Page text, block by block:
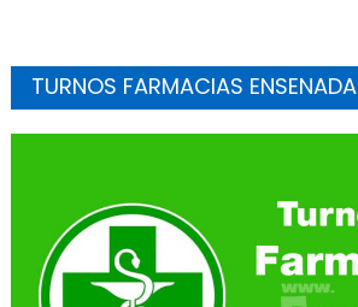
TURNOS FARMACIAS ENSENADA